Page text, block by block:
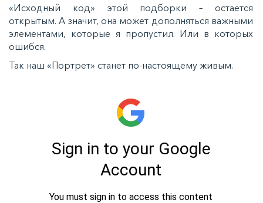
«Исходный код» этой подборки – остается
открытым. А значит, она может дополняться важными
элементами, которые я пропустил. Или в которых
ошибся.
Так наш «Портрет» станет по-настоящему живым.